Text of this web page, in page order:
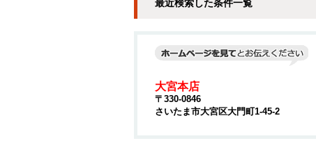
最近検索した条件一覧
大宮本店
〒330-0846
さいたま市大宮区大門町1-45-2